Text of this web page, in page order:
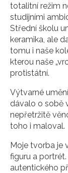
totalitní režim
studijními
Střední školu
keramika, ale
tomu i naše
kterou naše
protistátní.
Výtvarné
dávalo o sobě
nepřetržitě
toho i maloval.
Moje tvorba je
figuru a
autentického